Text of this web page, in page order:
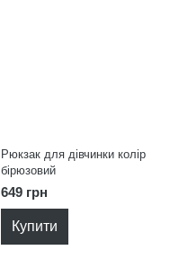
Рюкзак для дівчинки колір
бірюзовий
649 грн
Купити